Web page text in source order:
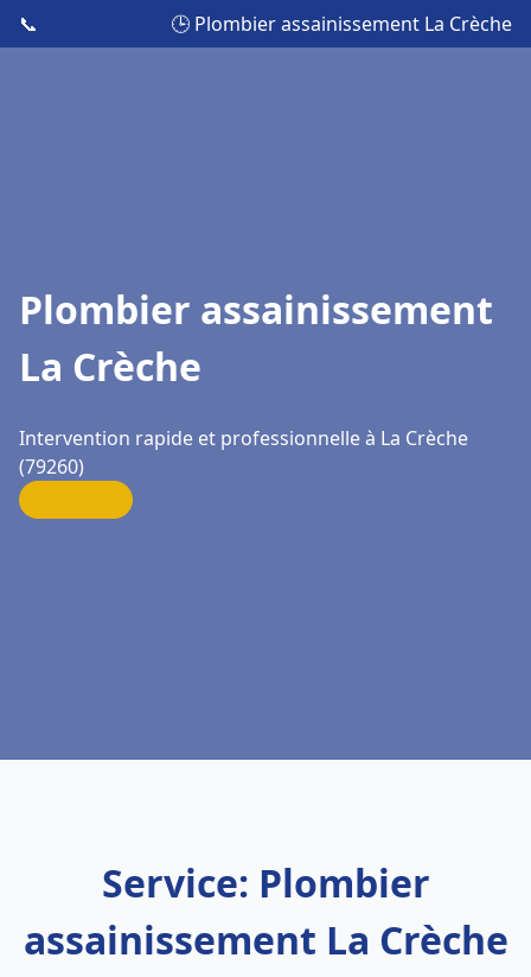
📞 🕒 Plombier assainissement La Crèche
Plombier assainissement
La Crèche
Intervention rapide et professionnelle à La Crèche
(79260)
Service: Plombier
assainissement La Crèche